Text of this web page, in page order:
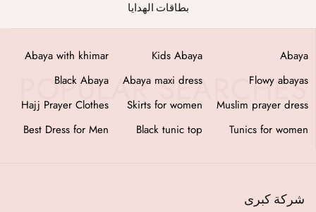
بطاقات الهدايا
Abaya
Kids Abaya
Abaya with khimar
Flowy abayas
Abaya maxi dress
Black Abaya
Muslim prayer dress
Skirts for women
Hajj Prayer Clothes
Tunics for women
Black tunic top
Best Dress for Men
شركة كبرى